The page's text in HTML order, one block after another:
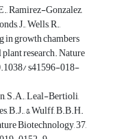
Ramirez-Gonzalez,
J., Wells, R.,
in growth chambers
research. Nature
s41596-018-
S.A., Leal-Bertioli,
B.J., & Wulff, B.B.H.
Biotechnology, 37,